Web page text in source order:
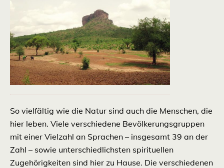
So vielfältig wie die Natur sind auch die Menschen, die
hier leben. Viele verschiedene Bevölkerungsgruppen
mit einer Vielzahl an Sprachen – insgesamt 39 an der
Zahl – sowie unterschiedlichsten spirituellen
Zugehörigkeiten sind hier zu Hause. Die verschiedenen